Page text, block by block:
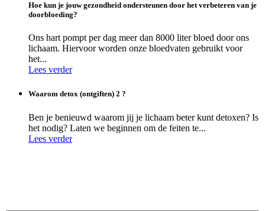
Hoe kun je jouw gezondheid ondersteunen door het verbeteren van je
doorbloeding?
Ons hart pompt per dag meer dan 8000 liter bloed door ons
lichaam. Hiervoor worden onze bloedvaten gebruikt voor
het...
Lees verder
Waarom detox (ontgiften) 2 ?
Ben je benieuwd waarom jij je lichaam beter kunt detoxen? Is
het nodig? Laten we beginnen om de feiten te...
Lees verder